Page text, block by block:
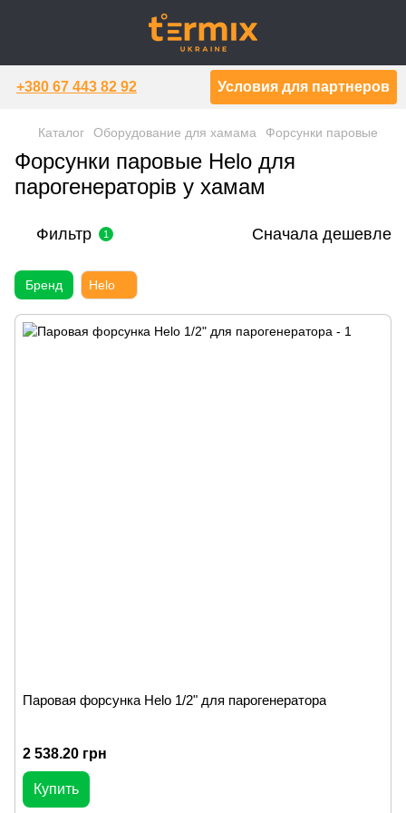
+380 67 443 82 92 Условия для партнеров
Каталог Оборудование для хамама Форсунки паровые
Форсунки паровые Helo для
парогенераторів у хамам
Фильтр 1 Сначала дешевле
Бренд Helo
Паровая форсунка Helo 1/2" для парогенератора
2 538.20 грн
Купить